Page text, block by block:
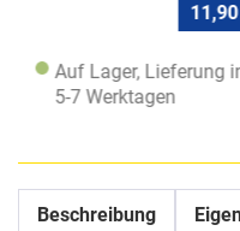
11,90
Auf Lager, Lieferung in
5-7 Werktagen
Beschreibung